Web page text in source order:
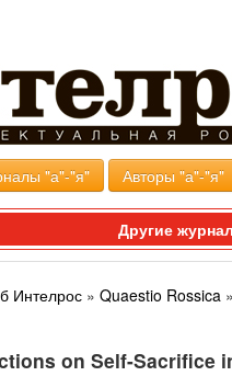
"а"-"я" Авторы "а"-"я"
Другие
Интелрос » Quaestio Rossica »
on Self-Sacrifice